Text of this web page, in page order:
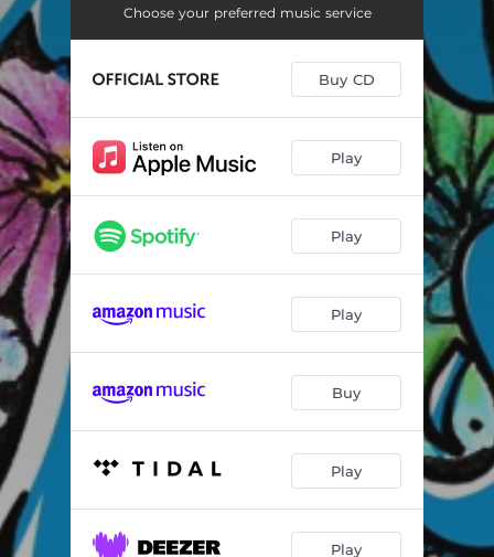
La Factura 03:17
02:56
Me Tiene Mal (feat. Morty)
Déjame Llegar 02:47
Deditos 03:29
Choose your preferred music service
Buy CD
Play
Play
Play
Buy
Play
Play